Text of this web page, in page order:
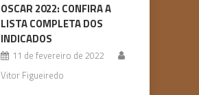
OSCAR 2022: CONFIRA A
LISTA COMPLETA DOS
INDICADOS
11 de fevereiro de 2022
Vitor Figueiredo